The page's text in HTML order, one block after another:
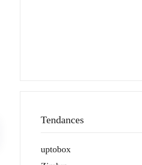
Tendances
uptobox